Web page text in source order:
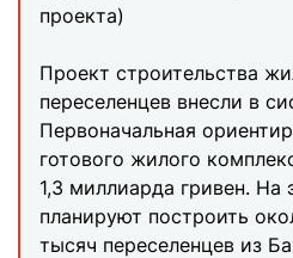
проекта)
Проект строительства
переселенцев внесли в
Первоначальная
готового жилого
1,3 миллиарда гривен. На
планируют построить
тысяч переселенцев из